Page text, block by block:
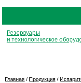
Резервуары
и технологическое
Главная / Продукция /